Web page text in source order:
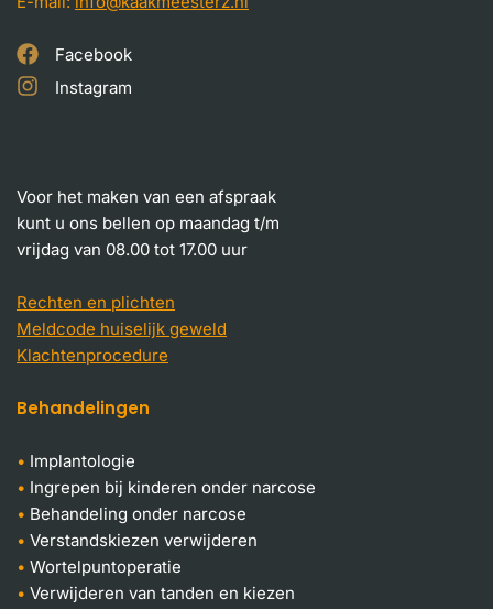
Facebook
Instagram
Voor het maken van een afspraak
kunt u ons bellen op maandag t/m
vrijdag van 08.00 tot 17.00 uur
Rechten en plichten
Meldcode huiselijk geweld
Klachtenprocedure
Behandelingen
Implantologie
Ingrepen bij kinderen onder narcose
Behandeling onder narcose
Verstandskiezen verwijderen
Wortelpuntoperatie
Verwijderen van tanden en kiezen